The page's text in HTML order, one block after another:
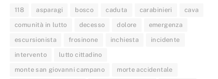
118 asparagi bosco caduta carabinieri cava
comunità in lutto decesso dolore emergenza
escursionista frosinone inchiesta incidente
intervento lutto cittadino
monte san giovanni campano morte accidentale